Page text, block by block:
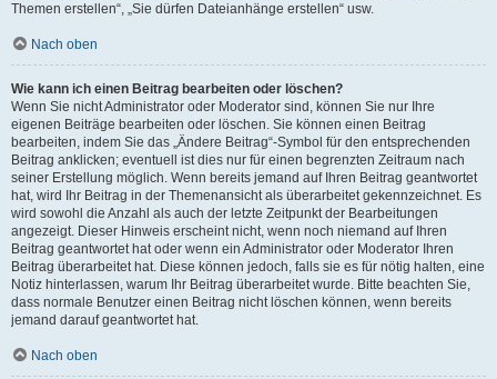
Themen erstellen“, „Sie dürfen Dateianhänge erstellen“ usw.
Nach oben
Wie kann ich einen Beitrag bearbeiten oder löschen?
Wenn Sie nicht Administrator oder Moderator sind, können Sie nur Ihre
eigenen Beiträge bearbeiten oder löschen. Sie können einen Beitrag
bearbeiten, indem Sie das „Ändere Beitrag“-Symbol für den entsprechenden
Beitrag anklicken; eventuell ist dies nur für einen begrenzten Zeitraum nach
seiner Erstellung möglich. Wenn bereits jemand auf Ihren Beitrag geantwortet
hat, wird Ihr Beitrag in der Themenansicht als überarbeitet gekennzeichnet. Es
wird sowohl die Anzahl als auch der letzte Zeitpunkt der Bearbeitungen
angezeigt. Dieser Hinweis erscheint nicht, wenn noch niemand auf Ihren
Beitrag geantwortet hat oder wenn ein Administrator oder Moderator Ihren
Beitrag überarbeitet hat. Diese können jedoch, falls sie es für nötig halten, eine
Notiz hinterlassen, warum Ihr Beitrag überarbeitet wurde. Bitte beachten Sie,
dass normale Benutzer einen Beitrag nicht löschen können, wenn bereits
jemand darauf geantwortet hat.
Nach oben